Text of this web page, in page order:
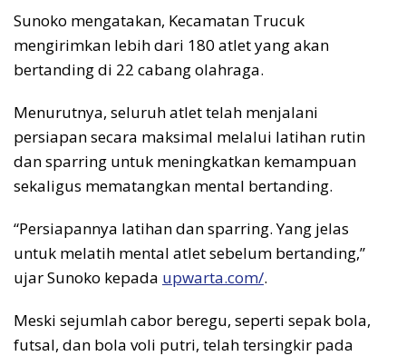
Sunoko mengatakan, Kecamatan Trucuk
mengirimkan lebih dari 180 atlet yang akan
bertanding di 22 cabang olahraga.
Menurutnya, seluruh atlet telah menjalani
persiapan secara maksimal melalui latihan rutin
dan sparring untuk meningkatkan kemampuan
sekaligus mematangkan mental bertanding.
“Persiapannya latihan dan sparring. Yang jelas
untuk melatih mental atlet sebelum bertanding,”
ujar Sunoko kepada upwarta.com/.
Meski sejumlah cabor beregu, seperti sepak bola,
futsal, dan bola voli putri, telah tersingkir pada